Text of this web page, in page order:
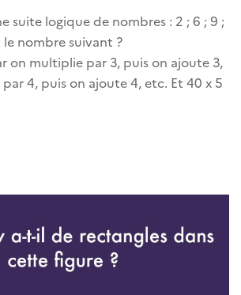
suite logique de nombres : 2 ; 6 ; 9 ;
le nombre suivant ?
on multiplie par 3, puis on ajoute 3,
4, puis on ajoute 4, etc. Et 40 x 5